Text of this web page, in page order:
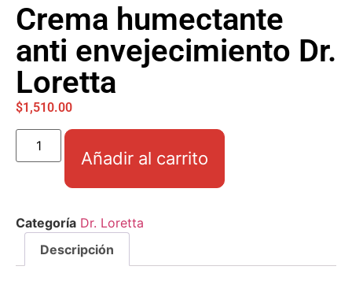
Crema humectante
anti envejecimiento Dr.
Loretta
$1,510.00
Añadir al carrito
Categoría Dr. Loretta
Descripción